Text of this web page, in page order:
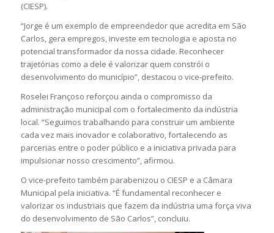
(CIESP).
“Jorge é um exemplo de empreendedor que acredita em São
Carlos, gera empregos, investe em tecnologia e aposta no
potencial transformador da nossa cidade. Reconhecer
trajetórias como a dele é valorizar quem constrói o
desenvolvimento do município”, destacou o vice-prefeito.
Roselei Françoso reforçou ainda o compromisso da
administração municipal com o fortalecimento da indústria
local. “Seguimos trabalhando para construir um ambiente
cada vez mais inovador e colaborativo, fortalecendo as
parcerias entre o poder público e a iniciativa privada para
impulsionar nosso crescimento”, afirmou.
O vice-prefeito também parabenizou o CIESP e a Câmara
Municipal pela iniciativa. “É fundamental reconhecer e
valorizar os industriais que fazem da indústria uma força viva
do desenvolvimento de São Carlos”, concluiu.